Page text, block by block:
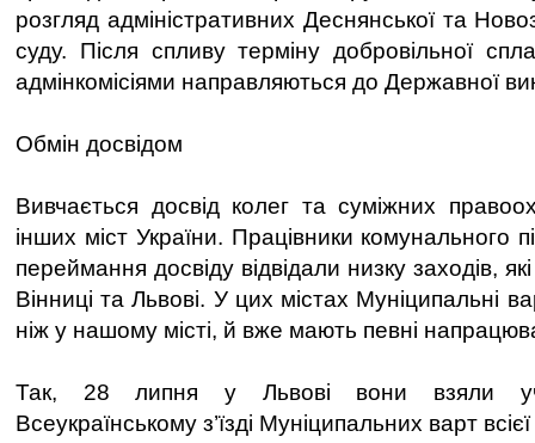
розгляд адміністративних Деснянської та
суду. Після спливу терміну добровільної
адмінкомісіями направляються до Державної
Обмін досвідом
Вивчається досвід колег та суміжних
інших міст України. Працівники комунального
переймання досвіду відвідали низку заходів,
Вінниці та Львові. У цих містах Муніципальні
ніж у нашому місті, й вже мають певні
Так, 28 липня у Львові вони взяли
Всеукраїнському з’їзді Муніципальних варт